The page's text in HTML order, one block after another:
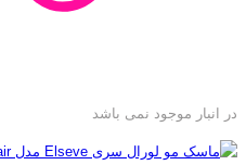
در انبار موجود نمی باشد